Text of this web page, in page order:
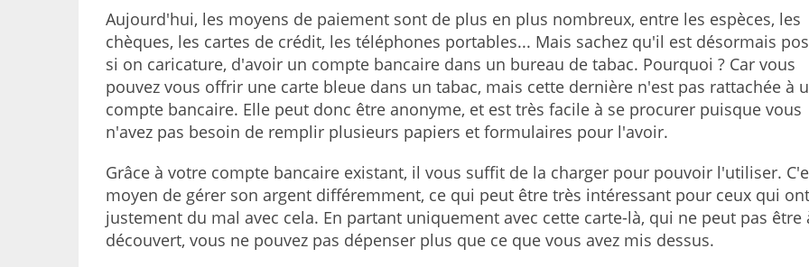
Aujourd'hui, les moyens de paiement sont de plus en plus nombreux, entre les espèces, les
chèques, les cartes de crédit, les téléphones portables... Mais sachez qu'il est désormais
si on caricature, d'avoir un compte bancaire dans un bureau de tabac. Pourquoi ? Car vous
pouvez vous offrir une carte bleue dans un tabac, mais cette dernière n'est pas rattachée à
compte bancaire. Elle peut donc être anonyme, et est très facile à se procurer puisque vous
n'avez pas besoin de remplir plusieurs papiers et formulaires pour l'avoir.
Grâce à votre compte bancaire existant, il vous suffit de la charger pour pouvoir l'utiliser.
moyen de gérer son argent différemment, ce qui peut être très intéressant pour ceux qui ont
justement du mal avec cela. En partant uniquement avec cette carte-là, qui ne peut pas être
découvert, vous ne pouvez pas dépenser plus que ce que vous avez mis dessus.